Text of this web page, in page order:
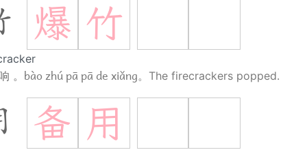
爆 竹
。 bào zhú pā pā de xiǎng。 The firecrackers popped.
备 用